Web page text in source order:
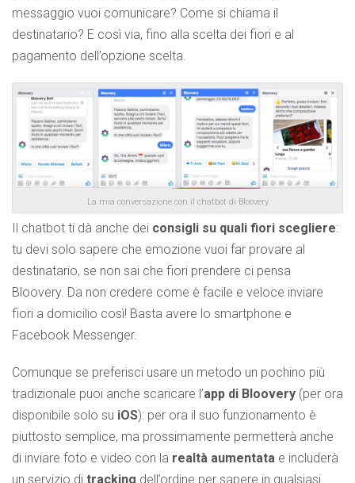
messaggio vuoi comunicare? Come si chiama il
destinatario? E così via, fino alla scelta dei fiori e al
pagamento dell’opzione scelta.
La mia conversazione con il chatbot di Bloovery
Il chatbot ti dà anche dei consigli su quali fiori scegliere:
tu devi solo sapere che emozione vuoi far provare al
destinatario, se non sai che fiori prendere ci pensa
Bloovery. Da non credere come è facile e veloce inviare
fiori a domicilio così! Basta avere lo smartphone e
Facebook Messenger.
Comunque se preferisci usare un metodo un pochino più
tradizionale puoi anche scaricare l’app di Bloovery (per ora
disponibile solo su iOS): per ora il suo funzionamento è
piuttosto semplice, ma prossimamente permetterà anche
di inviare foto e video con la realtà aumentata e includerà
un servizio di tracking dell’ordine per sapere in qualsiasi